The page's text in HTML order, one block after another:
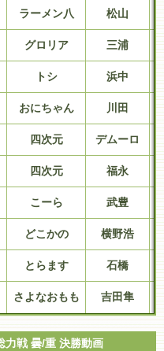
ラーメン八 松山
グロリア 三浦
トシ 浜中
おにちゃん 川田
四次元 デムーロ
四次元 福永
こーら 武豊
どこかの 横野浩
とらます 石橋
さよなおもも 吉田隼
力戦 曇/重 決勝動画